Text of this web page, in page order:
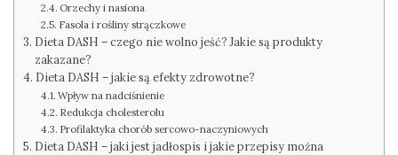
Orzechy i nasiona
Fasola i rośliny strączkowe
Dieta DASH – czego nie wolno jeść? Jakie są produkty
zakazane?
Dieta DASH – jakie są efekty zdrowotne?
Wpływ na nadciśnienie
Redukcja cholesterolu
Profilaktyka chorób sercowo-naczyniowych
Dieta DASH – jaki jest jadłospis i jakie przepisy można